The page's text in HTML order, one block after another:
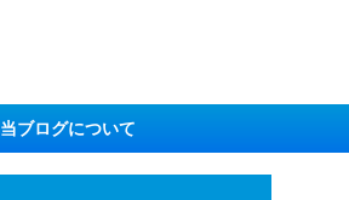
当ブログについて